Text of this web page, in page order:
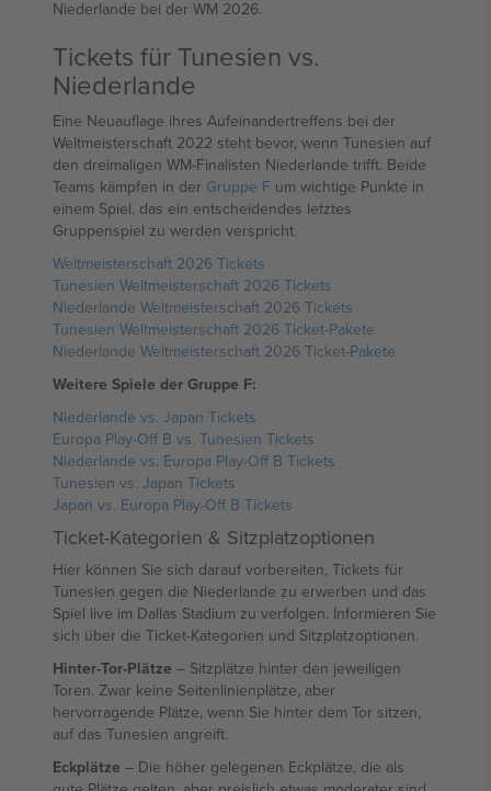
Niederlande bei der WM 2026.
Tickets für Tunesien vs.
Niederlande
Eine Neuauflage ihres Aufeinandertreffens bei der
Weltmeisterschaft 2022 steht bevor, wenn Tunesien auf
den dreimaligen WM-Finalisten Niederlande trifft. Beide
Teams kämpfen in der Gruppe F um wichtige Punkte in
einem Spiel, das ein entscheidendes letztes
Gruppenspiel zu werden verspricht.
Weltmeisterschaft 2026 Tickets
Tunesien Weltmeisterschaft 2026 Tickets
Niederlande Weltmeisterschaft 2026 Tickets
Tunesien Weltmeisterschaft 2026 Ticket-Pakete
Niederlande Weltmeisterschaft 2026 Ticket-Pakete
Weitere Spiele der Gruppe F:
Niederlande vs. Japan Tickets
Europa Play-Off B vs. Tunesien Tickets
Niederlande vs. Europa Play-Off B Tickets
Tunesien vs. Japan Tickets
Japan vs. Europa Play-Off B Tickets
Ticket-Kategorien & Sitzplatzoptionen
Hier können Sie sich darauf vorbereiten, Tickets für
Tunesien gegen die Niederlande zu erwerben und das
Spiel live im Dallas Stadium zu verfolgen. Informieren Sie
sich über die Ticket-Kategorien und Sitzplatzoptionen.
Hinter-Tor-Plätze – Sitzplätze hinter den jeweiligen
Toren. Zwar keine Seitenlinienplätze, aber
hervorragende Plätze, wenn Sie hinter dem Tor sitzen,
auf das Tunesien angreift.
Eckplätze – Die höher gelegenen Eckplätze, die als